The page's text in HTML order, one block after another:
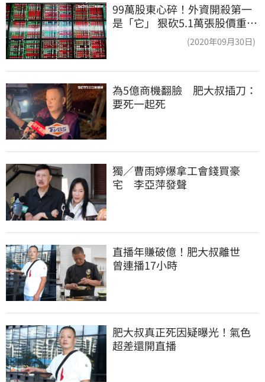
99萬股東心碎！外資開殺第一
是「它」 狠砍5.1萬張股價重挫
(2020年09月30日)
為5億商機翻臉　肥大叔插刀：
要死一起死
獨／曹雨婷爆拿工會錢買豪
宅　李亞萍發聲
直播年賺破億！肥大叔離世
曾連播17小時
肥大叔真正死因疑曝光！氣色
超差還開直播